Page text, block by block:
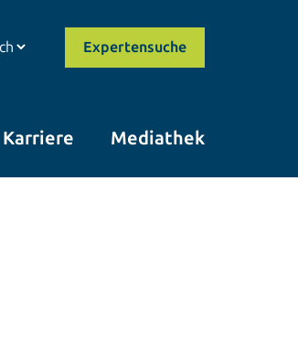
Expertensuche
Karriere Mediathek